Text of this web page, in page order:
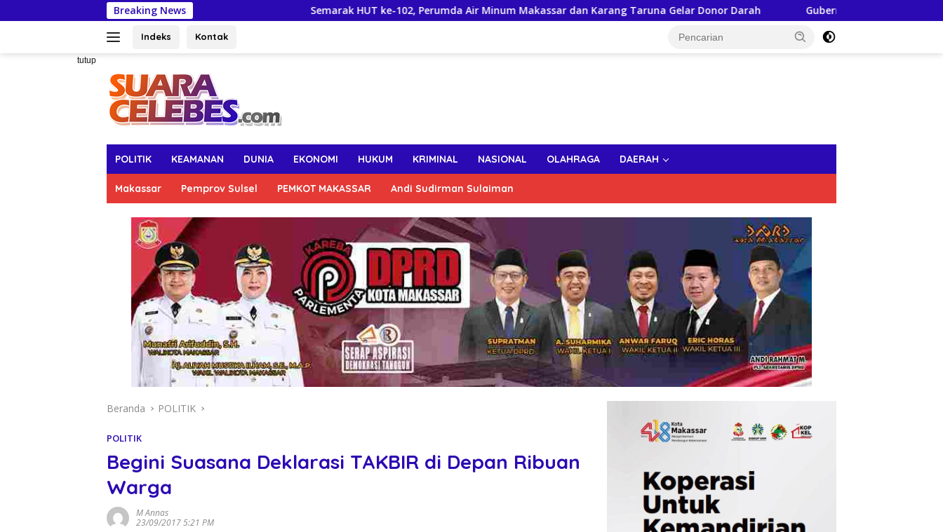
ke
Breaking News Semarak HUT ke-102, Perumda Air Minum Makassar dan Karang Taruna Gelar Donor Darah Gubernur Sulsel, Andi Sudirman
Indeks Kontak
tutup
POLITIK KEAMANAN DUNIA EKONOMI HUKUM KRIMINAL NASIONAL OLAHRAGA DAERAH
Makassar Pemprov Sulsel PEMKOT MAKASSAR Andi Sudirman Sulaiman
Beranda POLITIK
POLITIK
Begini Suasana Deklarasi TAKBIR di Depan Ribuan
Warga
M Annas
23/09/2017 5:21 PM